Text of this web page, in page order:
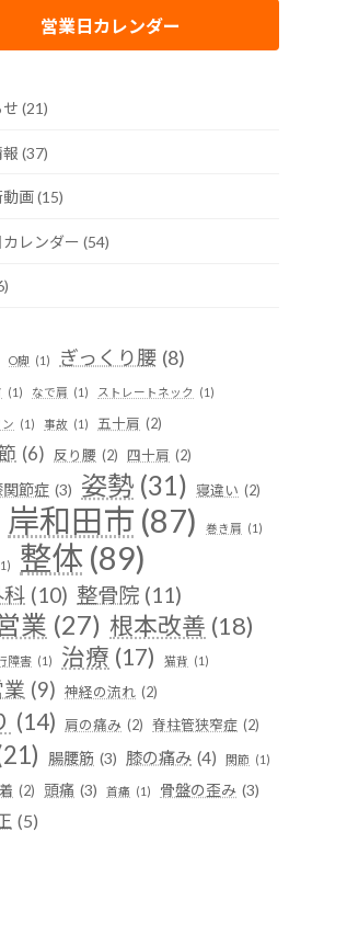
営業日カレンダー
(21)
(37)
画 (15)
レンダー (54)
O脚 (1) ぎっくり腰 (8)
(1) なで肩 (1) ストレートネック (1)
(1) 事故 (1) 五十肩 (2)
(6) 反り腰 (2) 四十肩 (2)
節症 (3) 姿勢 (31) 寝違い (2)
岸和田市 (87) 巻き肩 (1)
整体 (89)
科 (10) 整骨院 (11)
業 (27) 根本改善 (18)
障害 (1) 治療 (17) 猫背 (1)
(9) 神経の流れ (2)
(14) 肩の痛み (2) 脊柱管狭窄症 (2)
腸腰筋 (3) 膝の痛み (4) 関節 (1)
(2) 頭痛 (3) 首痛 (1) 骨盤の歪み (3)
(5)